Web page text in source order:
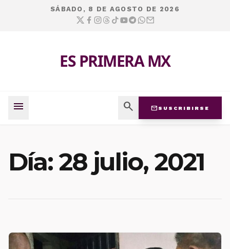
SÁBADO, 8 DE AGOSTO DE 2026
ES PRIMERA MX
menu search mail SUSCRIBIRSE
Día:28 julio, 2021